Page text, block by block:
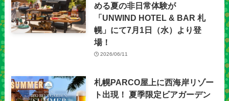
める夏の非日常体験が
「UNWIND HOTEL & BAR 札
幌」にて7月1日（水）より登
場！
2026/06/11
札幌PARCO屋上に西海岸リゾー
ト出現！ 夏季限定ビアガーデン